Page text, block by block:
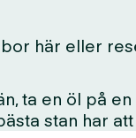
här eller
ta en öl på
stan har